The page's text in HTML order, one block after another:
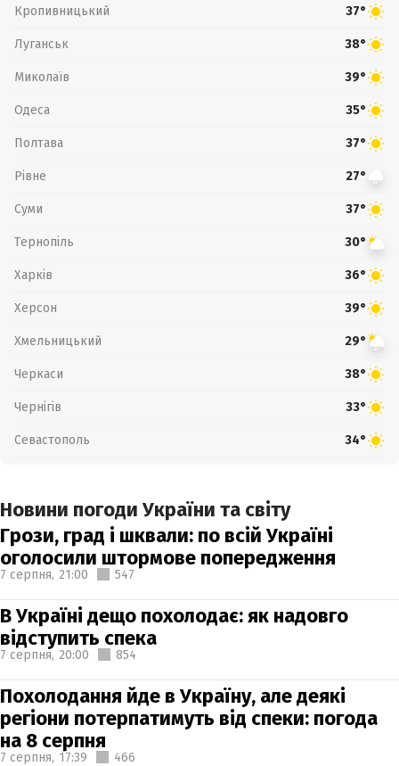
Кропивницький 37°
Луганськ 38°
Миколаїв 39°
Одеса 35°
Полтава 37°
Рівне 27°
Суми 37°
Тернопіль 30°
Харків 36°
Херсон 39°
Хмельницький 29°
Черкаси 38°
Чернігів 33°
Севастополь 34°
Новини погоди України та світу
Грози, град і шквали: по всій Україні
оголосили штормове попередження
7 серпня, 21:00 547
В Україні дещо похолодає: як надовго
відступить спека
7 серпня, 20:00 854
Похолодання йде в Україну, але деякі
регіони потерпатимуть від спеки: погода
на 8 серпня
7 серпня, 17:39 466